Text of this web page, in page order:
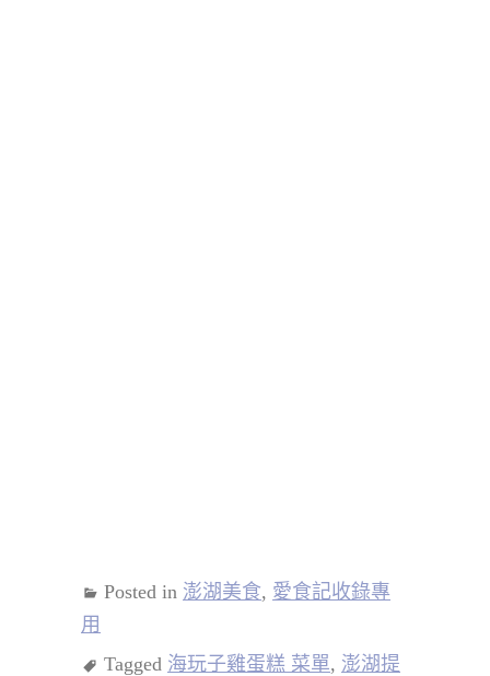
Posted in 澎湖美食, 愛食記收錄專
用
Tagged 海玩子雞蛋糕 菜單, 澎湖提